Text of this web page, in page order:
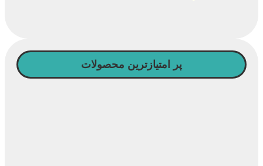
پر امتیازترین محصولات